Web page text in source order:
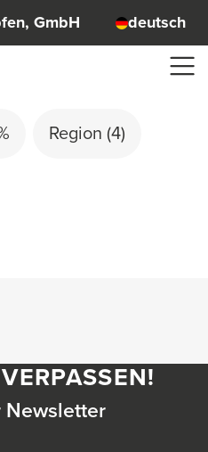
GmbH deutsch
Region (4)
Newsletter